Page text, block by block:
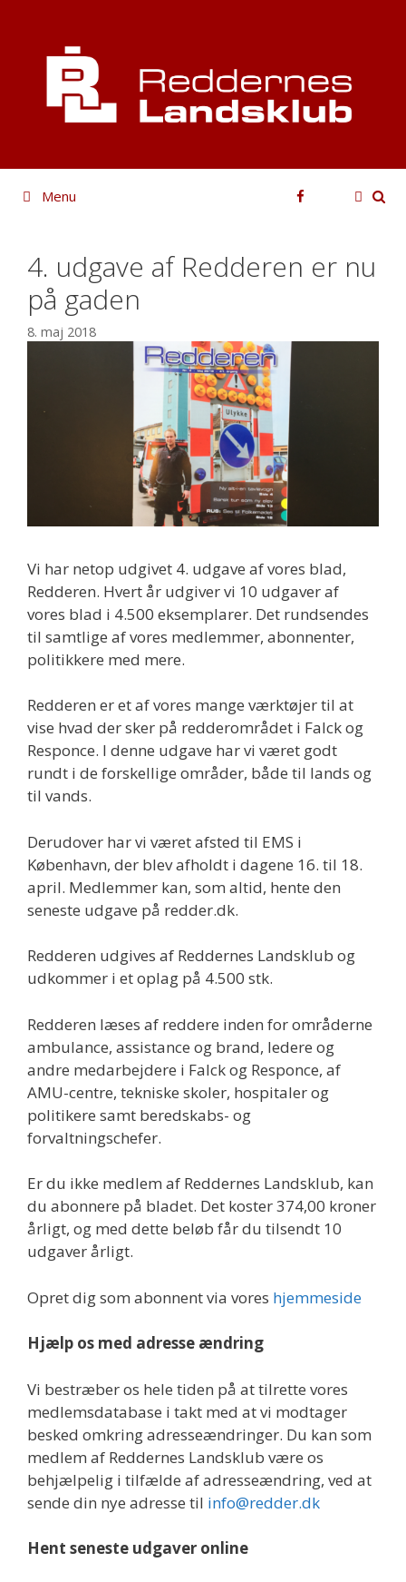
indhold
Facebook
Menu
4. udgave af Redderen er nu
på gaden
8. maj 2018
Vi har netop udgivet 4. udgave af vores blad,
Redderen. Hvert år udgiver vi 10 udgaver af
vores blad i 4.500 eksemplarer. Det rundsendes
til samtlige af vores medlemmer, abonnenter,
politikkere med mere.
Redderen er et af vores mange værktøjer til at
vise hvad der sker på redderområdet i Falck og
Responce. I denne udgave har vi været godt
rundt i de forskellige områder, både til lands og
til vands.
Derudover har vi været afsted til EMS i
København, der blev afholdt i dagene 16. til 18.
april. Medlemmer kan, som altid, hente den
seneste udgave på redder.dk.
Redderen udgives af Reddernes Landsklub og
udkommer i et oplag på 4.500 stk.
Redderen læses af reddere inden for områderne
ambulance, assistance og brand, ledere og
andre medarbejdere i Falck og Responce, af
AMU-centre, tekniske skoler, hospitaler og
politikere samt beredskabs- og
forvaltningschefer.
Er du ikke medlem af Reddernes Landsklub, kan
du abonnere på bladet. Det koster 374,00 kroner
årligt, og med dette beløb får du tilsendt 10
udgaver årligt.
Opret dig som abonnent via vores hjemmeside
Hjælp os med adresse ændring
Vi bestræber os hele tiden på at tilrette vores
medlemsdatabase i takt med at vi modtager
besked omkring adresseændringer. Du kan som
medlem af Reddernes Landsklub være os
behjælpelig i tilfælde af adresseændring, ved at
sende din nye adresse til info@redder.dk
Hent seneste udgaver online